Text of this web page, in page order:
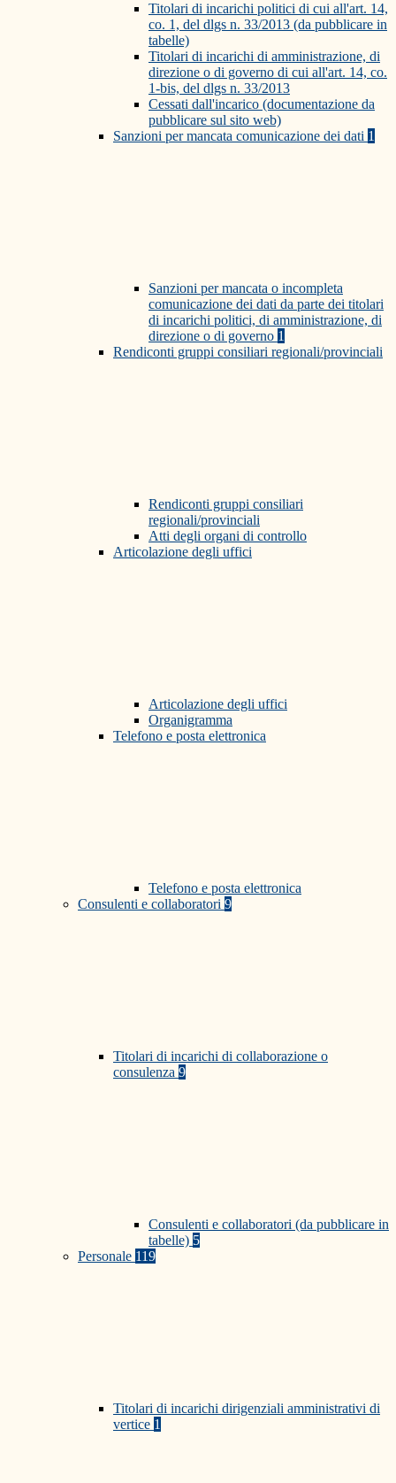
Titolari di incarichi politici di cui all'art. 14,
co. 1, del dlgs n. 33/2013 (da pubblicare in
tabelle)
Titolari di incarichi di amministrazione, di
direzione o di governo di cui all'art. 14, co.
1-bis, del dlgs n. 33/2013
Cessati dall'incarico (documentazione da
pubblicare sul sito web)
Sanzioni per mancata comunicazione dei dati 1
Sanzioni per mancata o incompleta
comunicazione dei dati da parte dei titolari
di incarichi politici, di amministrazione, di
direzione o di governo 1
Rendiconti gruppi consiliari regionali/provinciali
Rendiconti gruppi consiliari
regionali/provinciali
Atti degli organi di controllo
Articolazione degli uffici
Articolazione degli uffici
Organigramma
Telefono e posta elettronica
Telefono e posta elettronica
Consulenti e collaboratori 9
Titolari di incarichi di collaborazione o
consulenza 9
Consulenti e collaboratori (da pubblicare in
tabelle) 5
Personale 119
Titolari di incarichi dirigenziali amministrativi di
vertice 1